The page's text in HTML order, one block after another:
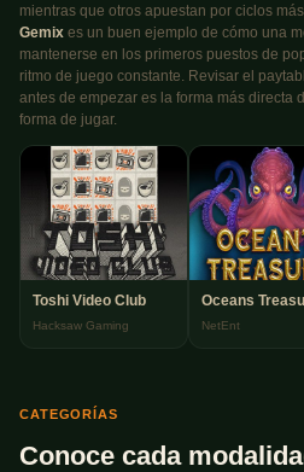
mientras que otros apuestan por ciclos
Gemix es un buen ejemplo de cómo una
mantenerse en los primeros puestos de
ritmo de juego constante. Revisar el
antes de empezar es la forma más directa
forma de jugar.
Toshi Video Club
Hacksaw Gaming
Oceans
NetEnt
CATEGORÍAS
Conoce cada